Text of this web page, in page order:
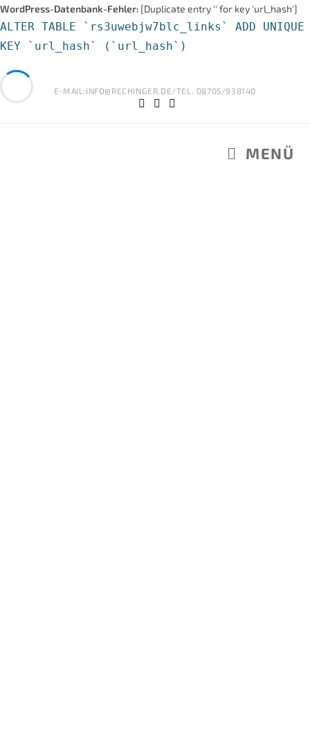
WordPress-Datenbank-Fehler: [Duplicate entry '' for key 'url_hash']
ALTER TABLE `rs3uwebjw7blc_links` ADD UNIQUE
KEY `url_hash` (`url_hash`)
E-MAIL:INFO@RECHINGER.DE/TEL. 08705/938140
MENÜ